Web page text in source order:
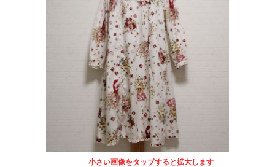
小さい画像をタップすると拡大します